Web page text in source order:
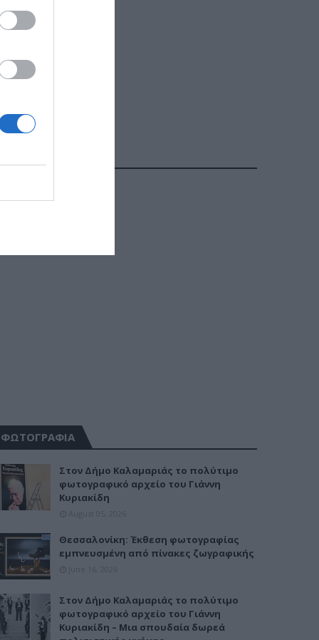
ΦΩΤΟΓΡΑΦΙΑ
Στον Δήμο Καλαμαριάς το πολύτιμο
φωτογραφικό αρχείο του Γιάννη
Κυριακίδη
Θεσσαλονίκη: Έκθεση φωτογραφίας
εμπνευσμένη από πίνακες ζωγραφικής
Στον Δήμο Καλαμαριάς το πολύτιμο
φωτογραφικό αρχείο του Γιάννη
Κυριακίδη – Μια σπουδαία δωρεά